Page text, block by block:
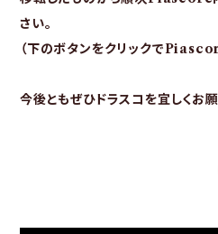
さい。
（下のボタンをクリックで
今後ともぜひドラスコを宜しくお願